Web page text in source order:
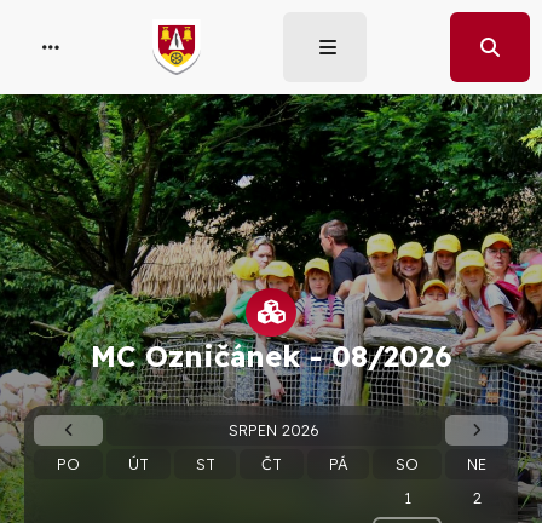
MC Ozničánek -08/2026
SRPEN 2026
PO
ÚT ST ČT PÁ SO
NE
1
2